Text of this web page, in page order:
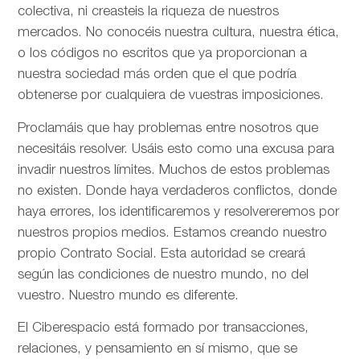
colectiva, ni creasteis la riqueza de nuestros
mercados. No conocéis nuestra cultura, nuestra ética,
o los códigos no escritos que ya proporcionan a
nuestra sociedad más orden que el que podría
obtenerse por cualquiera de vuestras imposiciones.
Proclamáis que hay problemas entre nosotros que
necesitáis resolver. Usáis esto como una excusa para
invadir nuestros límites. Muchos de estos problemas
no existen. Donde haya verdaderos conflictos, donde
haya errores, los identificaremos y resolvereremos por
nuestros propios medios. Estamos creando nuestro
propio Contrato Social. Esta autoridad se creará
según las condiciones de nuestro mundo, no del
vuestro. Nuestro mundo es diferente.
El Ciberespacio está formado por transacciones,
relaciones, y pensamiento en sí mismo, que se